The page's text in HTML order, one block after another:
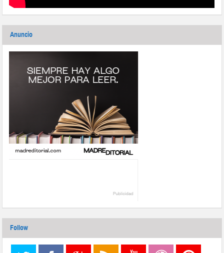
Anuncio
Follow